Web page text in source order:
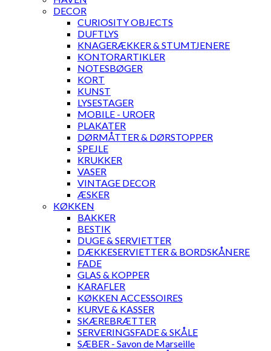
DECOR
CURIOSITY OBJECTS
DUFTLYS
KNAGERÆKKER & STUMTJENERE
KONTORARTIKLER
NOTESBØGER
KORT
KUNST
LYSESTAGER
MOBILE - UROER
PLAKATER
DØRMÅTTER & DØRSTOPPER
SPEJLE
KRUKKER
VASER
VINTAGE DECOR
ÆSKER
KØKKEN
BAKKER
BESTIK
DUGE & SERVIETTER
DÆKKESERVIETTER & BORDSKÅNERE
FADE
GLAS & KOPPER
KARAFLER
KØKKEN ACCESSOIRES
KURVE & KASSER
SKÆREBRÆTTER
SERVERINGSFADE & SKÅLE
SÆBER - Savon de Marseille